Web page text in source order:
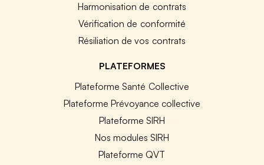
Harmonisation de contrats
Vérification de conformité
Résiliation de vos contrats
PLATEFORMES
Plateforme Santé Collective
Plateforme Prévoyance collective
Plateforme SIRH
Nos modules SIRH
Plateforme QVT